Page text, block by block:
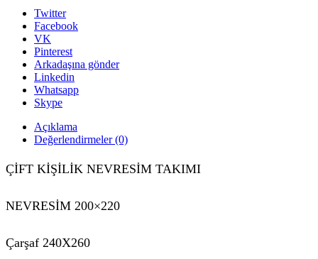
Twitter
Facebook
VK
Pinterest
Arkadaşına gönder
Linkedin
Whatsapp
Skype
Açıklama
Değerlendirmeler (0)
ÇİFT KİŞİLİK NEVRESİM TAKIMI
NEVRESİM 200×220
Çarşaf 240X260